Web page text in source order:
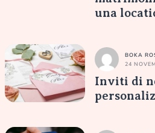
una
BOKA
24
Inviti di